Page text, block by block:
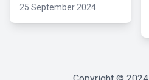
25 September 2024